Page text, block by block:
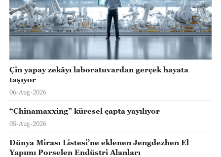
Çin yapay zekâyı laboratuvardan gerçek hayata
taşıyor
06-Aug-2026
“Chinamaxxing” küresel çapta yayılıyor
05-Aug-2026
Dünya Mirası Listesi’ne eklenen Jengdezhen El
Yapımı Porselen Endüstri Alanları